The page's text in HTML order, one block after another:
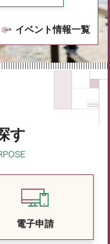
イベント情報一覧
す
電子申請